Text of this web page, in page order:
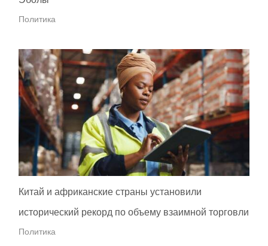
Политика
Китай и африканские страны установили
исторический рекорд по объему взаимной торговли
Политика